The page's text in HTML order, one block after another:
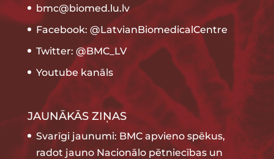
bmc@biomed.lu.lv
Facebook: @LatvianBiomedicalCentre
Twitter: @BMC_LV
Youtube kanāls
JAUNĀKĀS ZIŅAS
Svarīgi jaunumi: BMC apvieno spēkus,
radot jauno Nacionālo pētniecības un